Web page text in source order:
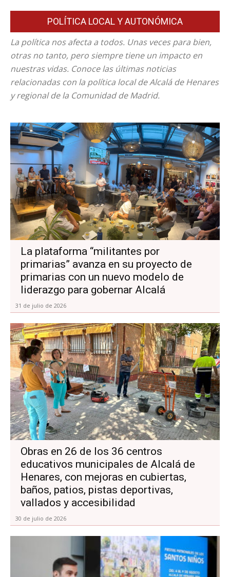
POLÍTICA LOCAL Y AUTONÓMICA
La política nos afecta a todos. Unas veces para bien,
otras no tanto, pero siempre tiene un impacto en
nuestras vidas. Conoce las últimas noticias
relacionadas con la política local de Alcalá de Henares
y regional de la Comunidad de Madrid.
La plataforma “militantes por
primarias” avanza en su proyecto de
primarias con un nuevo modelo de
liderazgo para gobernar Alcalá
31 de julio de 2026
Obras en 26 de los 36 centros
educativos municipales de Alcalá de
Henares, con mejoras en cubiertas,
baños, patios, pistas deportivas,
vallados y accesibilidad
30 de julio de 2026